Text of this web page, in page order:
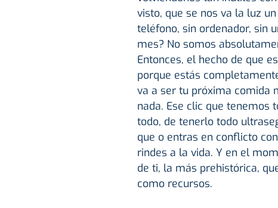
visto, que se nos va la luz
teléfono, sin ordenador, sin
mes? No somos
Entonces, el hecho de que
porque estás
va a ser tu próxima comida
nada. Ese clic que tenemos
todo, de tenerlo todo
que o entras en conflicto
rindes a la vida. Y en el
de ti, la más prehistórica,
como recursos.